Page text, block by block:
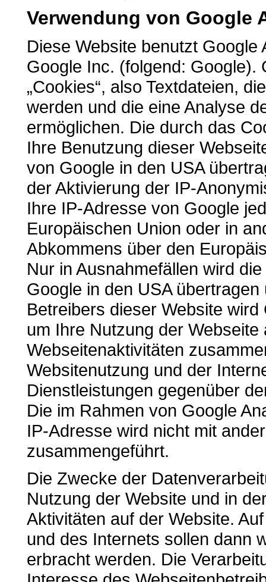
Verwendung von Google
Diese Website benutzt
Google Inc. (folgend: Google).
„Cookies“, also Textdateien,
werden und die eine Analyse
ermöglichen. Die durch das
Ihre Benutzung dieser
von Google in den USA
der Aktivierung der IP-
Ihre IP-Adresse von Google
Europäischen Union oder in
Abkommens über den
Nur in Ausnahmefällen wird
Google in den USA
Betreibers dieser Website
um Ihre Nutzung der
Webseitenaktivitäten
Websitenutzung und der
Dienstleistungen gegenüber
Die im Rahmen von Google
IP-Adresse wird nicht mit
zusammengeführt.
Die Zwecke der
Nutzung der Website und in
Aktivitäten auf der Website.
und des Internets sollen dann
erbracht werden. Die